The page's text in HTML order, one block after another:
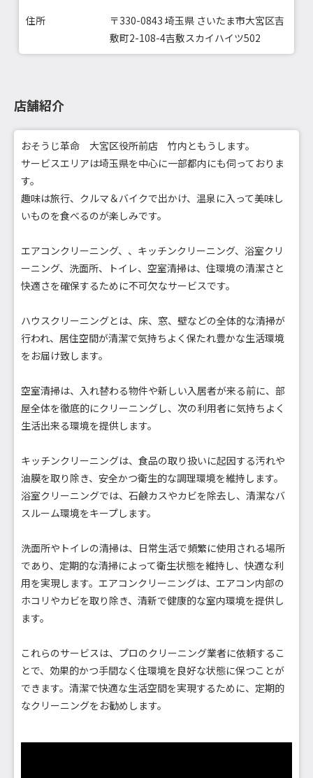
住所
〒330-0843 埼玉県 さいたま市大宮区吉
敷町2-108-4吉敷スカイハイツ502
店舗紹介
おそうじ革命 大宮区役所前店 竹内ともうします。
サービスエリアは埼玉県を中心に一部都内にも伺っておりま
す。
趣味は旅行、クルマ＆バイクで出かけ、温泉に入って美味し
いものを食べるのが楽しみです。
エアコンクリーニング、、キッチンクリーニング、浴室クリ
ーニング、洗面所、トイレ、空室清掃は、住環境の清潔さと
快適さを確保するために不可欠なサービスです。
ハウスクリーニングとは、床、窓、壁などの全体的な清掃が
行われ、居住空間が清潔で気持ちよく保たれ豊かな生活環境
をお届け致します。
空室清掃は、入れ替わる物件や新しい入居者が来る前に、部
屋全体を徹底的にクリーニングし、次の利用者に気持ちよく
生活出来る環境を提供します。
キッチンクリーニングは、食品の取り扱いに起因する汚れや
油膜を取り除き、安全かつ衛生的な調理環境を維持します。
浴室クリーニングでは、石鹸カスやカビを除去し、清潔なバ
スルーム環境をキープします。
洗面所やトイレの清掃は、日常生活で頻繁に使用される場所
であり、定期的な清掃によって衛生状態を維持し、快適な利
用を実現します。エアコンクリーニングは、エアコン内部の
ホコリやカビを取り除き、清新で健康的な室内環境を提供し
ます。
これらのサービスは、プロのクリーニング業者に依頼するこ
とで、効果的かつ手間なく住環境を良好な状態に保つことが
できます。清潔で快適な生活空間を実現するために、定期的
なクリーニングをお勧めします。